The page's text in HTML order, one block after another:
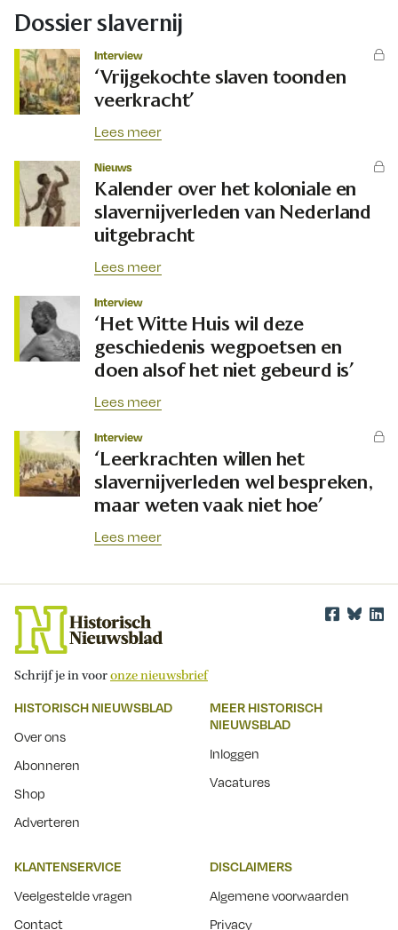
Dossier slavernij
Interview
‘Vrijgekochte slaven toonden
veerkracht’
Lees meer
Nieuws
Kalender over het koloniale en
slavernijverleden van Nederland
uitgebracht
Lees meer
Interview
‘Het Witte Huis wil deze
geschiedenis wegpoetsen en
doen alsof het niet gebeurd is’
Lees meer
Interview
‘Leerkrachten willen het
slavernijverleden wel bespreken,
maar weten vaak niet hoe’
Lees meer
Schrijf je in vooronze nieuwsbrief
HISTORISCH NIEUWSBLAD
Over ons
Abonneren
Shop
Adverteren
MEER HISTORISCH
NIEUWSBLAD
Inloggen
Vacatures
KLANTENSERVICE
Veelgestelde vragen
Contact
DISCLAIMERS
Algemene voorwaarden
Privacy